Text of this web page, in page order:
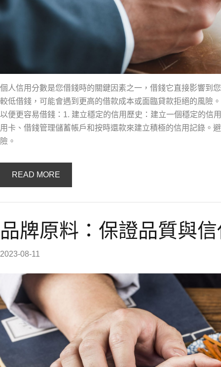
個人信用分數是您借錢時的關鍵因素之一，借錢它直接影響到
較低借錢，可能會遇到更高的借款成本或面臨貸款拒絕的風險
以便更容易借錢：1. 建立穩定的信用歷史：建立一個穩定的信
用卡、借錢管理儲蓄帳戶和按時還款來建立積極的信用記錄。
險。
READ MORE
品牌原料：保證品質與
2023-08-11